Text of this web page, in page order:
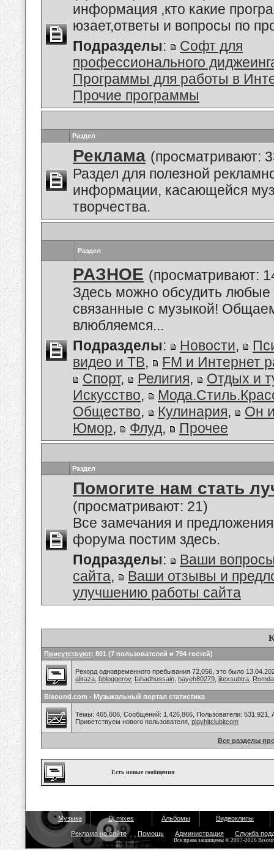
информация ,кто какие
юзает,ответы и вопросы по
Подразделы:
Софт для
профессионального
Программы для работы в
Прочие программы
Раздел
Реклама (просматривают:
Раздел для полезной
информации, касающейся
творчества.
Раздел
РАЗНОЕ (просматривают:
Здесь можно обсудить
связанные с музыкой!
влюбляемся...
Подразделы: Новости,
видео и ТВ,
FM и Интернет
Спорт, Религия,
Отдых и
Искусство,
Общество, Кулинария,
Он
Юмор, Флуд, Прочее
Раздел
Помогите нам стать
(просматривают: 21)
Все замечания и
форума постим здесь.
Подразделы:
Ваши
сайта,
Ваши отзывы и
улучшению работы сайта
Присутствуют: 801 (7 пользователей и 794 гостей)
Рекорд одновременного пребывания 72,056, это было
aliraza bbloggerov, fahadhussain hayeh80279 jitexsubtra
Bisound.com - Музыкальный портал статистика
Темы: 465,606, Сообщений: 1,426,866, Пользователи: 531,921,
Приветствуем нового пользователя, playhitclubitcom
Все разделы
Есть новые сообщения
Музыка Dj mixes Альбомы Видеоклипы
Реклама на сайте Помощь Администрация Служба
Все права защищены © 2007-2026